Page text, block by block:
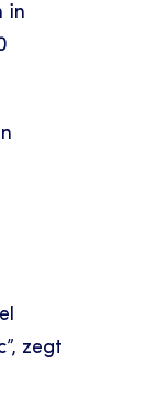
in
zegt